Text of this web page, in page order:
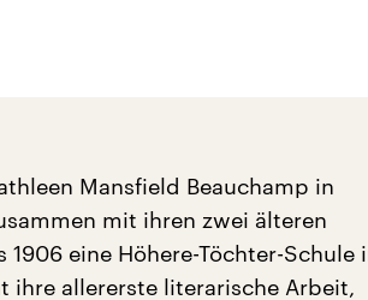
Mansfield Beauchamp in
mit ihren zwei älteren
eine Höhere-Töchter-Schule
ihre allererste literarische Arbeit,